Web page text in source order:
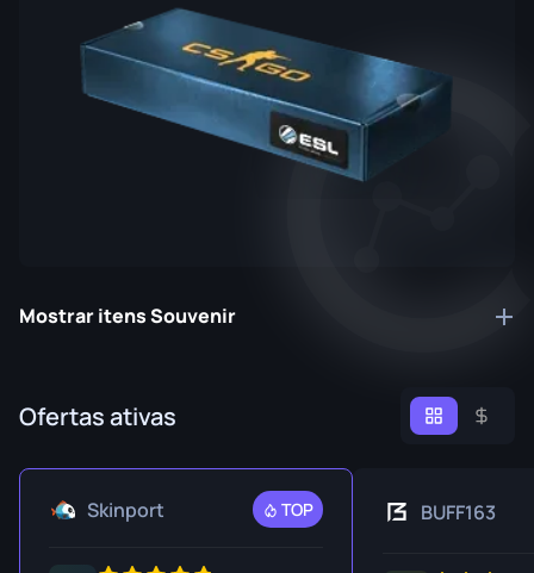
Mostrar itens Souvenir
Ofertas ativas
Skinport TOP BUFF163